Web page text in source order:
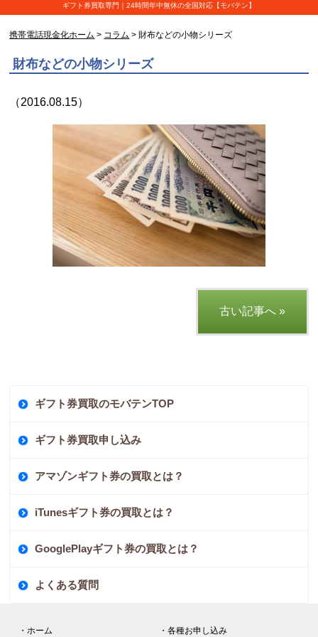
ギフト券買取専門｜24時間年中無休の全国対応【モバテン】
携帯電話現金化ホーム > コラム > 財布などの小物シリーズ
財布などの小物シリーズ
（2016.08.15）
古い記事へ »
ギフト券買取のモバテンTOP
ギフト券買取申し込み
アマゾンギフト券の買取とは？
iTunesギフト券の買取とは？
GooglePlayギフト券の買取とは？
よくある質問
・ホーム ・各種お申し込み